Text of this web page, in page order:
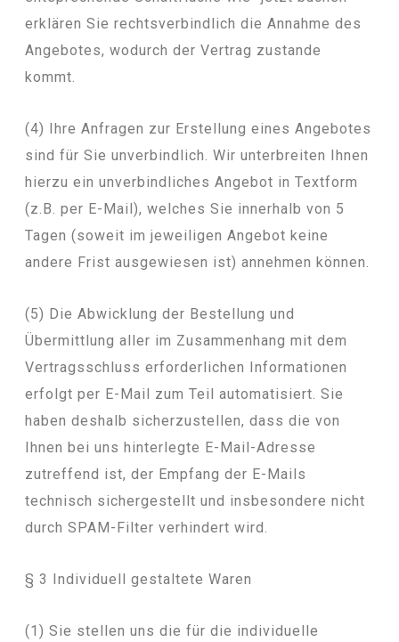
erklären Sie rechtsverbindlich die Annahme des
Angebotes, wodurch der Vertrag zustande
kommt.
(4) Ihre Anfragen zur Erstellung eines Angebotes
sind für Sie unverbindlich. Wir unterbreiten Ihnen
hierzu ein unverbindliches Angebot in Textform
(z.B. per E-Mail), welches Sie innerhalb von 5
Tagen (soweit im jeweiligen Angebot keine
andere Frist ausgewiesen ist) annehmen können.
(5) Die Abwicklung der Bestellung und
Übermittlung aller im Zusammenhang mit dem
Vertragsschluss erforderlichen Informationen
erfolgt per E-Mail zum Teil automatisiert. Sie
haben deshalb sicherzustellen, dass die von
Ihnen bei uns hinterlegte E-Mail-Adresse
zutreffend ist, der Empfang der E-Mails
technisch sichergestellt und insbesondere nicht
durch SPAM-Filter verhindert wird.
§ 3 Individuell gestaltete Waren
(1) Sie stellen uns die für die individuelle